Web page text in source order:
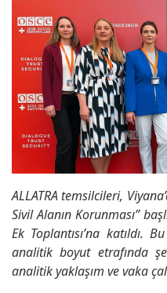
ALLATRA temsilcileri,
Sivil Alanın Korunması”
Ek Toplantısı’na katıldı.
analitik boyut etrafında
analitik yaklaşım ve vaka